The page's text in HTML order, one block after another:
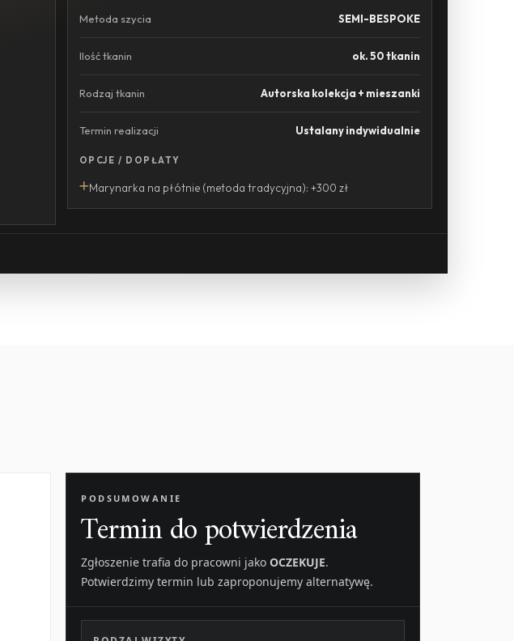
Metoda szycia SEMI-BESPOKE
Ilość tkanin ok. 50 tkanin
Rodzaj tkanin Autorska kolekcja + mieszanki
Termin realizacji Ustalany indywidualnie
OPCJE / DOPŁATY
Marynarka na płótnie (metoda tradycyjna): +300 zł
PODSUMOWANIE
Termin do potwierdzenia
Zgłoszenie trafia do pracowni jakoOCZEKUJE.
Potwierdzimy termin lub zaproponujemy alternatywę.